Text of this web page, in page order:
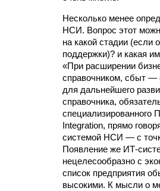
Несколько менее
НСИ. Вопрос этот
на какой стадии
поддержки)? и какая
«При расширении
справочником, сбыт —
для дальнейшего
справочника,
специализированного
Integration, прямо
системой НСИ — с
Появление же ИТ-
нецелесообразно с
список предприятия
высокими. К мысли о